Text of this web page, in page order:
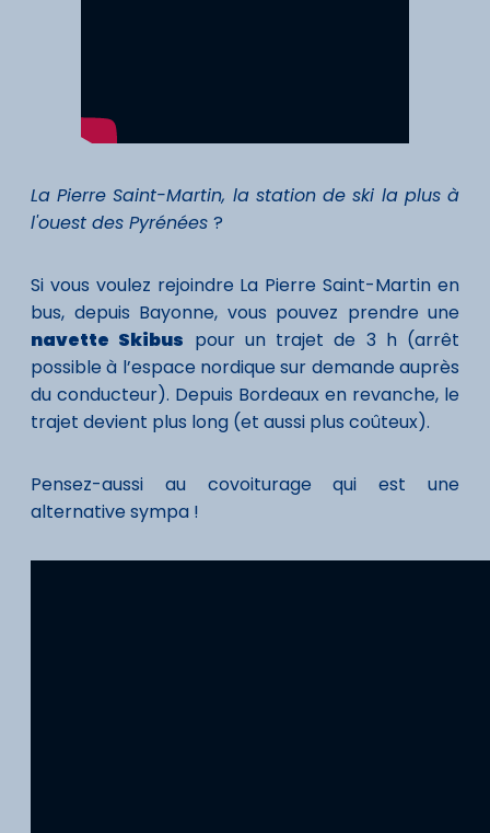
La Pierre Saint-Martin, la station de ski la plus à
l'ouest des Pyrénées ?
Si vous voulez rejoindre La Pierre Saint-Martin en
bus, depuis Bayonne, vous pouvez prendre une
navette Skibus pour un trajet de 3 h (arrêt
possible à l’espace nordique sur demande auprès
du conducteur). Depuis Bordeaux en revanche, le
trajet devient plus long (et aussi plus coûteux).
Pensez-aussi au covoiturage qui est une
alternative sympa !